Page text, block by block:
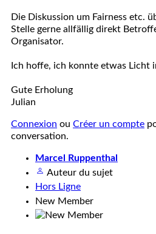
Die Diskussion um Fairness etc.
Stelle gerne allfällig direkt
Organisator.
Ich hoffe, ich konnte etwas Licht
Gute Erholung
Julian
Connexion ou Créer un compte
conversation.
Marcel Ruppenthal
Auteur du sujet
Hors Ligne
New Member